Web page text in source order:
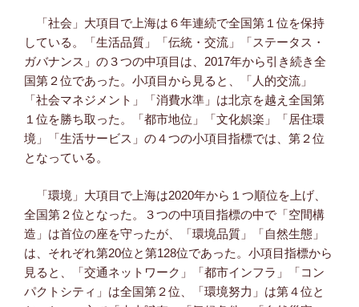
「社会」大項目で上海は６年連続で全国第１位を保持
している。「生活品質」「伝統・交流」「ステータス・
ガバナンス」の３つの中項目は、2017年から引き続き全
国第２位であった。小項目から見ると、「人的交流」
「社会マネジメント」「消費水準」は北京を越え全国第
１位を勝ち取った。「都市地位」「文化娯楽」「居住環
境」「生活サービス」の４つの小項目指標では、第２位
となっている。
「環境」大項目で上海は2020年から１つ順位を上げ、
全国第２位となった。３つの中項目指標の中で「空間構
造」は首位の座を守ったが、「環境品質」「自然生態」
は、それぞれ第20位と第128位であった。小項目指標から
見ると、「交通ネットワーク」「都市インフラ」「コン
パクトシティ」は全国第２位、「環境努力」は第４位と